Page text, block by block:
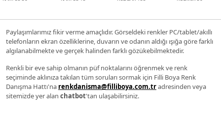
Paylaşımlarımız fikir verme amaçlıdır. Görseldeki renkler PC/tablet/akıllı
telefonların ekran özelliklerine, duvarın ve odanın aldığı ışığa göre farklı
algılanabilmekte ve gerçek halinden farklı gözükebilmektedir.
Renkli bir eve sahip olmanın püf noktalarını öğrenmek ve renk
seçiminde aklınıza takılan tüm soruları sormak için Filli Boya Renk
Danışma Hattı'na renkdanisma@filliboya.com.tradresinden veya
sitemizde yer alan chatbot'tan ulaşabilirsiniz.